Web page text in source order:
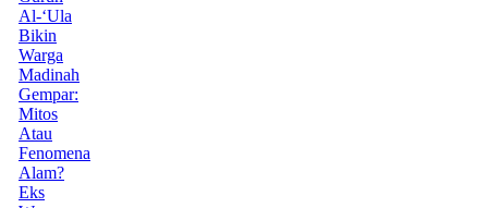
Al-‘Ula
Bikin
Warga
Madinah
Gempar:
Mitos
Atau
Fenomena
Alam?
Eks